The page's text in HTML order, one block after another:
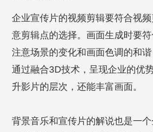
企业宣传片的视频剪辑要符合视
意剪辑点的选择。画面生成时要符
注意场景的变化和画面色调的和谐
通过融合3D技术，呈现企业的优
升影片的层次，还能丰富画面。
背景音乐和宣传片的解说也是一